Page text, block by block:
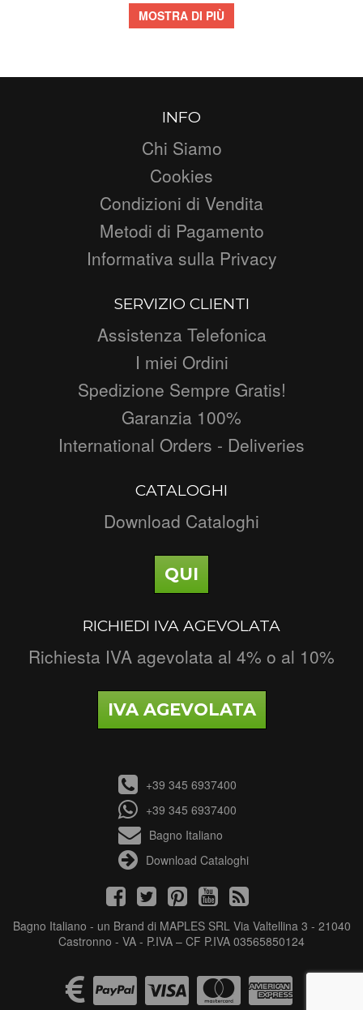
MOSTRA DI PIÙ
INFO
Chi Siamo
Cookies
Condizioni di Vendita
Metodi di Pagamento
Informativa sulla Privacy
SERVIZIO CLIENTI
Assistenza Telefonica
I miei Ordini
Spedizione Sempre Gratis!
Garanzia 100%
International Orders - Deliveries
CATALOGHI
Download Cataloghi
QUI
RICHIEDI IVA AGEVOLATA
Richiesta IVA agevolata al 4% o al 10%
IVA AGEVOLATA
+39 345 6937400
+39 345 6937400
Bagno Italiano
Download Cataloghi
Bagno Italiano - un Brand di MAPLES SRL Via Valtellina 3 - 21040
Castronno - VA - P.IVA – CF P.IVA 03565850124